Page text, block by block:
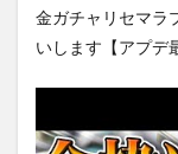
金ガチャリセマラ
いします【アプデ